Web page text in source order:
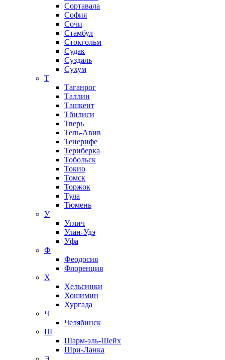
Сортавала
София
Сочи
Стамбул
Стокгольм
Судак
Суздаль
Сухум
Т
Таганрог
Таллин
Ташкент
Тбилиси
Тверь
Тель-Авив
Тенерифе
Териберка
Тобольск
Токио
Томск
Торжок
Тула
Тюмень
У
Углич
Улан-Удэ
Уфа
Ф
Феодосия
Флоренция
Х
Хельсинки
Хошимин
Хургада
Ч
Челябинск
Ш
Шарм-эль-Шейх
Шри-Ланка